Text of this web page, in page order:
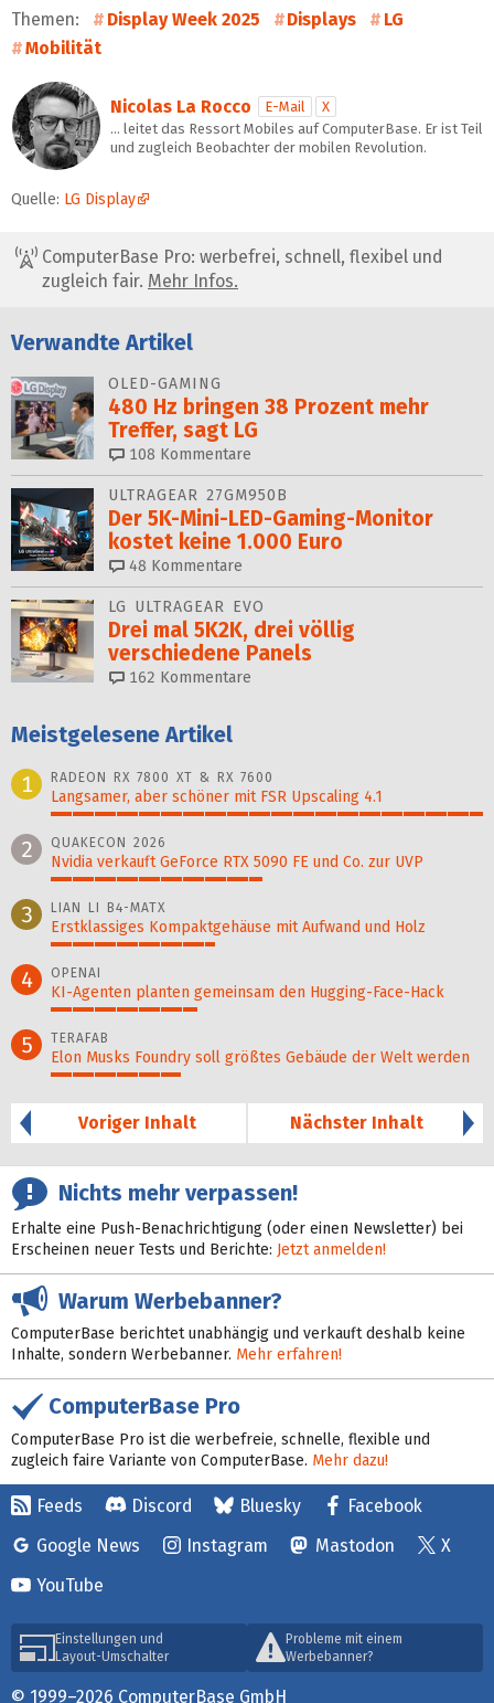
Themen: Display Week 2025 Displays
LG
Mobilität
Nicolas La Rocco E-Mail
X
… leitet das Ressort Mobiles auf ComputerBase. Er ist Teil
und zugleich Beobachter der mobilen Revolution.
Quelle: LG Display
ComputerBase Pro: werbefrei, schnell, flexibel und
zugleich fair. Mehr Infos.
Verwandte Artikel
OLED-GAMING
480 Hz bringen 38 Prozent mehr
Treffer, sagt LG
108 Kommentare
ULTRAGEAR 27GM950B
Der 5K-Mini-LED-Gaming-Monitor
kostet keine 1.000 Euro
48 Kommentare
LG ULTRAGEAR EVO
Drei mal 5K2K, drei völlig
verschiedene Panels
162 Kommentare
Meistgelesene Artikel
1
RADEON RX 7800 XT & RX 7600
Langsamer, aber schöner mit FSR Upscaling 4.1
100%
2 QUAKECON 2026
Nvidia verkauft GeForce RTX 5090 FE und Co. zur UVP
49%
3 LIAN LI B4-MATX
Erstklassiges Kompaktgehäuse mit Aufwand und Holz
38%
4 OPENAI
KI-Agenten planten gemein­sam den Hugging-Face-Hack
34%
5 TERAFAB
Elon Musks Foundry soll größ­tes Gebäude der Welt werden
30%
Voriger Inhalt
Nächster Inhalt
Nichts mehr verpassen!
Erhalte eine Push-Benachrichtigung (oder einen Newsletter) bei
Erscheinen neuer Tests und Berichte: Jetzt anmelden!
Warum Werbebanner?
ComputerBase berichtet unabhängig und verkauft deshalb keine
Inhalte, sondern Werbebanner. Mehr erfahren!
ComputerBase Pro
ComputerBase Pro ist die werbefreie, schnelle, flexible und
zugleich faire Variante von ComputerBase. Mehr dazu!
Feeds Discord Bluesky
Facebook
Google News
Instagram Mastodon
X
YouTube
Einstellungen und
Layout-Umschalter
Probleme mit einem
Werbebanner?
© 1999–2026 ComputerBase GmbH